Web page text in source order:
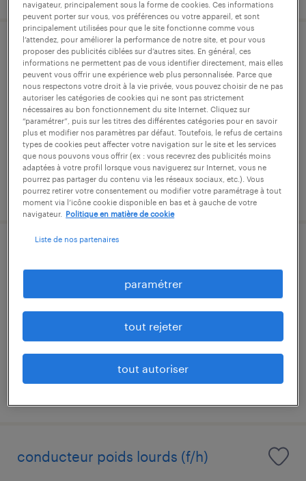
manipulateur en radiologie médicale
(f/h)
saint-junien, haute-vienne
intérim
21,79 € par heure
publié le 10 février 2026
nexon, haute-vienne
16,00 € par heure
conducteur poids lourds (f/h)
navigateur, principalement sous la forme de cookies. Ces informations
peuvent porter sur vous, vos préférences ou votre appareil, et sont
principalement utilisées pour que le site fonctionne comme vous
l’attendez, pour améliorer la performance de notre site, et pour vous
proposer des publicités ciblées sur d’autres sites. En général, ces
informations ne permettent pas de vous identifier directement, mais elles
peuvent vous offrir une expérience web plus personnalisée. Parce que
nous respectons votre droit à la vie privée, vous pouvez choisir de ne pas
autoriser les catégories de cookies qui ne sont pas strictement
nécessaires au bon fonctionnement du site Internet. Cliquez sur
“paramétrer”, puis sur les titres des différentes catégories pour en savoir
plus et modifier nos paramètres par défaut. Toutefois, le refus de certains
types de cookies peut affecter votre navigation sur le site et les services
que nous pouvons vous offrir (ex : vous recevrez des publicités moins
adaptées à votre profil lorsque vous naviguerez sur Internet, vous ne
pourrez pas partager du contenu via les réseaux sociaux, etc.). Vous
pourrez retirer votre consentement ou modifier votre paramétrage à tout
moment via l’icône cookie disponible en bas et à gauche de votre
navigateur.
Politique en matière de cookie
Liste de nos partenaires
paramétrer
tout rejeter
tout autoriser